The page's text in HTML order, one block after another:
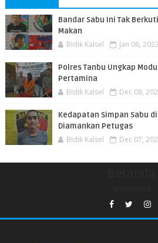
Bandar Sabu Ini Tak
Makan
Bidik Kalsel Jan 06, 2023
Polres Tanbu Ungkap
Pertamina
Bidik Kalsel Dec 08,
Kedapatan Simpan Sabu
Diamankan Petugas
Bidik Kalsel Dec 07,